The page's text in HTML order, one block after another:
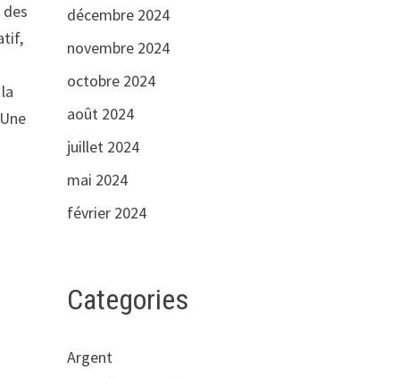
décembre 2024
novembre 2024
octobre 2024
août 2024
juillet 2024
mai 2024
février 2024
Categories
Argent